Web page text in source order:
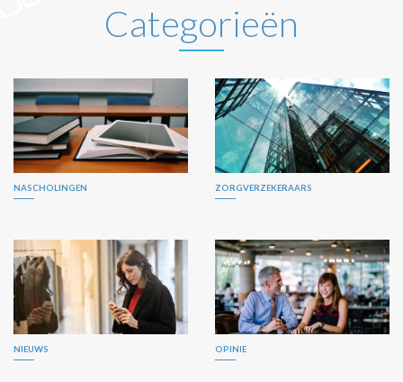
Categorieën
NASCHOLINGEN ZORGVERZEKERAARS
NIEUWS OPINIE